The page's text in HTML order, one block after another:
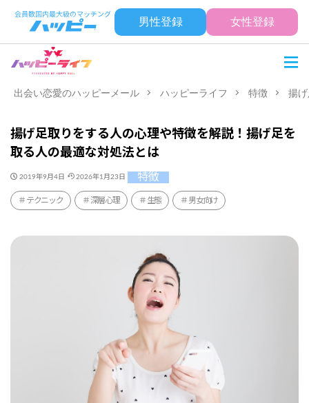
男性登録 女性登録
出会い恋愛のハッピーメール ハッピーライフ 特徴 揚
揚げ足取りをする人の心理や特徴を解説！揚げ足を
取る人の最適な対処法とは
2019年9月4日 2026年1月23日 特徴
テクニック 深層心理 生態 男女向け